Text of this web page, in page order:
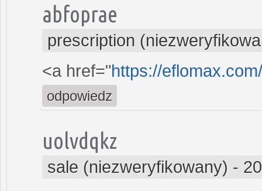
abfoprae
prescription
<a href="https://
odpowiedz
uolvdqkz
sale (niezweryfikowany) -